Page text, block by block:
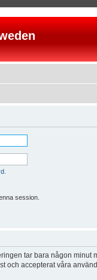
session.
tar bara någon
och accepterat våra